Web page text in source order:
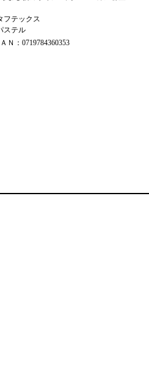
フテックス
ステル
ＡＮ：0719784360353